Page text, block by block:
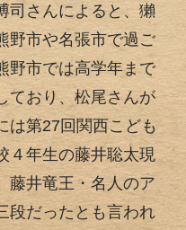
さんによると、獺
野市や名張市で過ご
野市では高学年まで
ており、松尾さんが
は第27回関西こども
４年生の藤井聡太現
藤井竜王・名人のア
段だったとも言われ